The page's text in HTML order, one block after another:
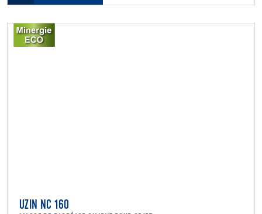
UZIN NC 160